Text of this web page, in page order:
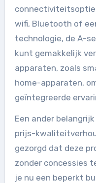
wifi, Bluetooth of
technologie, de A-
kunt gemakkelijk
apparaten, zoals
home-apparaten,
geïntegreerde
Een ander
prijs-
gezorgd dat deze
zonder concessies
je nu een beperkt